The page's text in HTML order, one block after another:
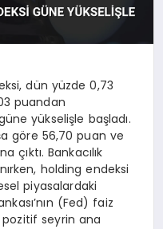
dün yüzde 0,73
puandan
yükselişle başladı.
göre 56,70 puan ve
çıktı. Bankacılık
holding endeksi
piyasalardaki
(Fed) faiz
pozitif seyrin ana